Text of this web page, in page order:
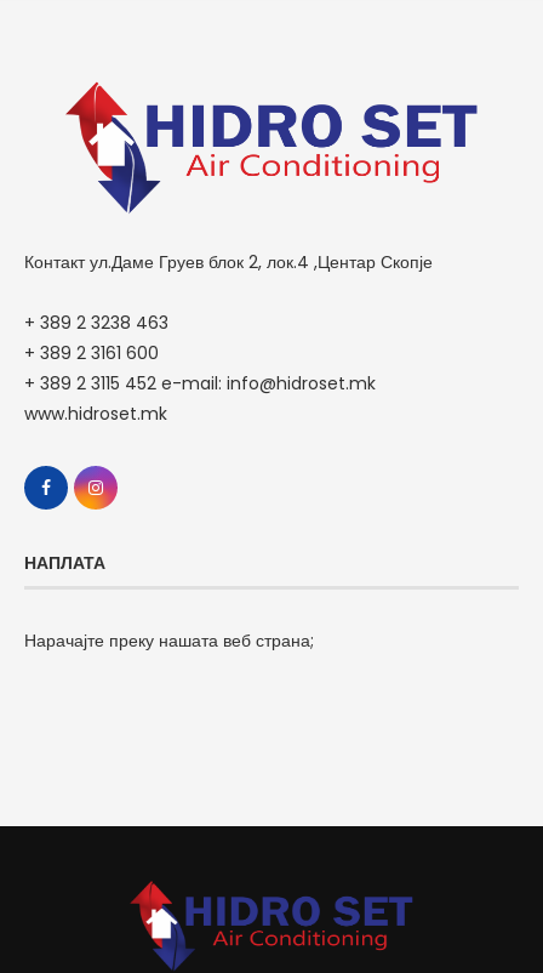
Контакт ул.Даме Груев блок 2, лок.4 ,Центар Скопје
+ 389 2 3238 463
+ 389 2 3161 600
+ 389 2 3115 452 e-mail: info@hidroset.mk
www.hidroset.mk
НАПЛАТА
Нарачајте преку нашата веб страна;